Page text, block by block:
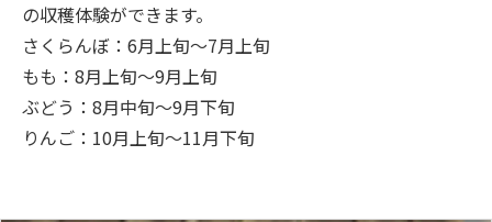
の収穫体験ができます。
さくらんぼ：6月上旬～7月上旬
もも：8月上旬～9月上旬
ぶどう：8月中旬～9月下旬
りんご：10月上旬～11月下旬